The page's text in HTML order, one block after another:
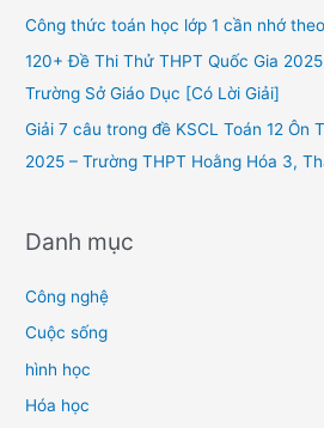
o
Công thức toán học lớp 1 cần nhớ
120+ Đề Thi Thử THPT Quốc Gia
Trường Sở Giáo Dục [Có Lời Giải]
Giải 7 câu trong đề KSCL Toán 12 Ôn
2025 – Trường THPT Hoằng Hóa 3,
Danh mục
Công nghệ
Cuộc sống
hình học
Hóa học